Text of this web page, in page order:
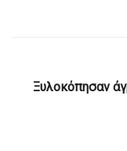
Ξυλοκόπησαν